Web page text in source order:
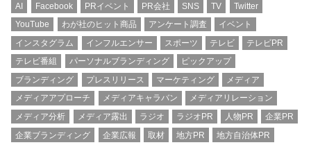
AI Facebook PRイベント PR会社 SNS TV
Twitter
YouTube
わが社のヒット商品 アンケート調査
イベント
インスタグラム
インフルエンサー スポーツ テレビ
テレビPR
テレビ番組
パーソナルブランディング
ピックアップ
ブランディング
プレスリリース マーケティング
メディア
メディアアプローチ
メディアキャラバン
メディアリレーション
メディア分析
メディア露出 ラジオ ラジオPR 人物PR
企業PR
企業ブランディング
企業広報 取材 地方PR
地方自治体PR